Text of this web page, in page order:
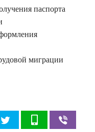
паспорта
миграции